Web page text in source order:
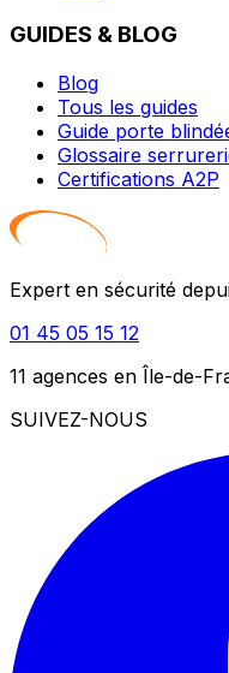
GUIDES & BLOG
Blog
Tous les guides
Guide porte
Glossaire
Certifications A2P
Expert en sécurité
01 45 05 15 12
11 agences en Île-de-
SUIVEZ-NOUS